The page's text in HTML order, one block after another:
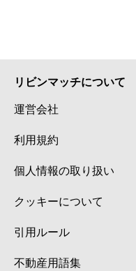
リビンマッチについて
運営会社
利用規約
個人情報の取り扱い
クッキーについて
引用ルール
不動産用語集